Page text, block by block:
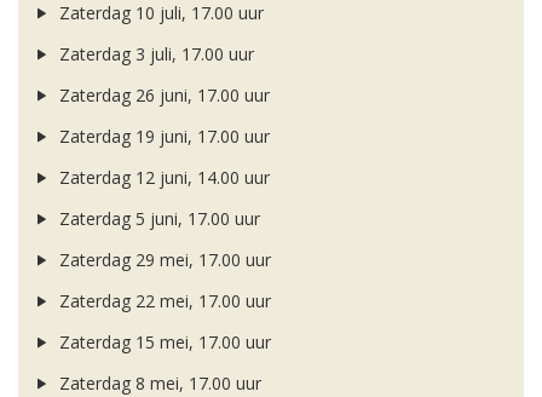
Zaterdag 10 juli, 17.00 uur
Zaterdag 3 juli, 17.00 uur
Zaterdag 26 juni, 17.00 uur
Zaterdag 19 juni, 17.00 uur
Zaterdag 12 juni, 14.00 uur
Zaterdag 5 juni, 17.00 uur
Zaterdag 29 mei, 17.00 uur
Zaterdag 22 mei, 17.00 uur
Zaterdag 15 mei, 17.00 uur
Zaterdag 8 mei, 17.00 uur